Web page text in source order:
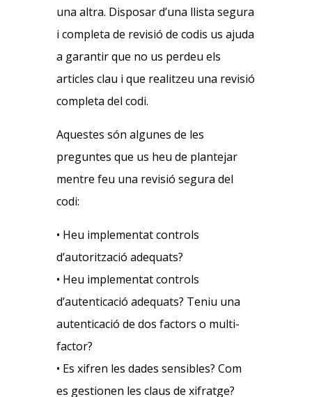
una altra. Disposar d’una llista segura
i completa de revisió de codis us ajuda
a garantir que no us perdeu els
articles clau i que realitzeu una revisió
completa del codi.
Aquestes són algunes de les
preguntes que us heu de plantejar
mentre feu una revisió segura del
codi:
• Heu implementat controls
d’autorització adequats?
• Heu implementat controls
d’autenticació adequats? Teniu una
autenticació de dos factors o multi-
factor?
• Es xifren les dades sensibles? Com
es gestionen les claus de xifratge?